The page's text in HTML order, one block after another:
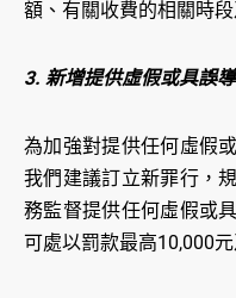
額、有關收費的相關時段
3. 新增提供虛假或具誤
為加強對提供任何虛假
我們建議訂立新罪行，
務監督提供任何虛假或
可處以罰款最高10,000